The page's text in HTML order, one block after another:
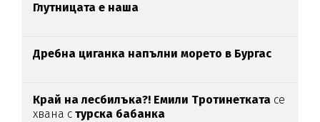
Глутницата е наша
Дребна циганка напълни морето в Бургас
Край на лесбилъка?! Емили Тротинетката се
хвана с турска бабанка